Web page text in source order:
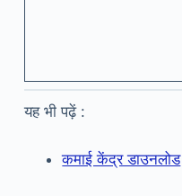
यह भी पढ़ें :
कमाई केंद्र डाउनलोड